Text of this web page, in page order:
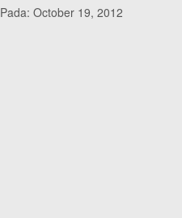
Pada: October 19, 2012